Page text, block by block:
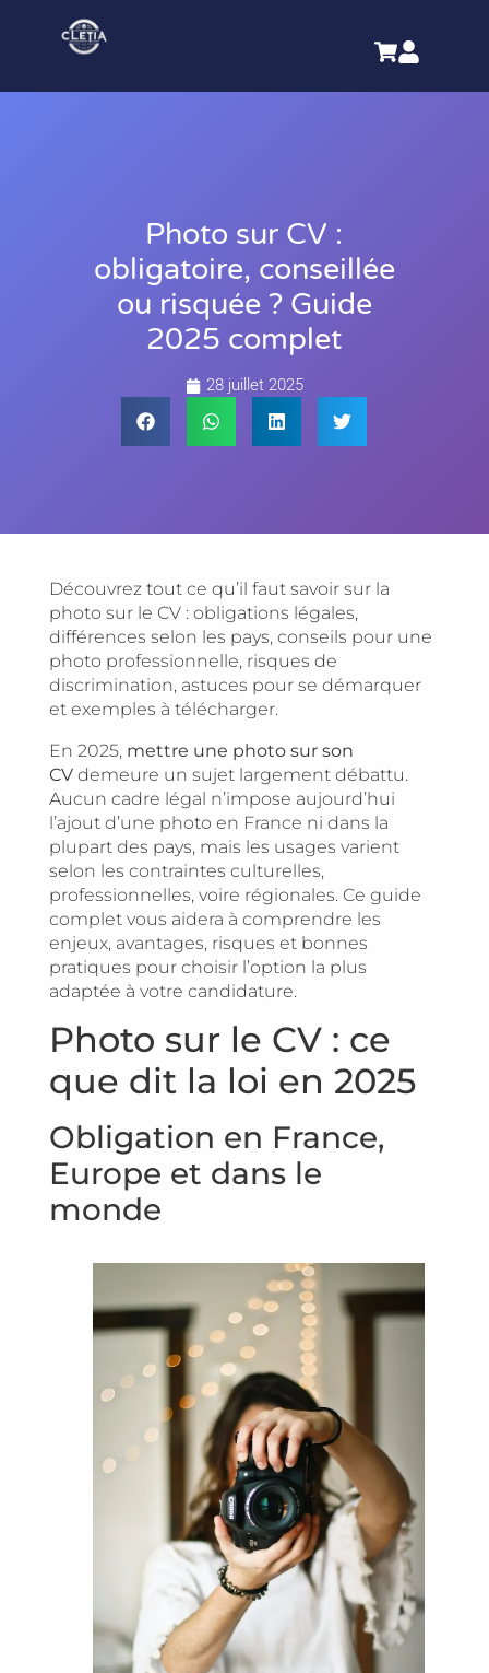
Photo sur CV :
obligatoire, conseillée
ou risquée ? Guide
2025 complet
28 juillet 2025
Découvrez tout ce qu’il faut savoir sur la
photo sur le CV : obligations légales,
différences selon les pays, conseils pour une
photo professionnelle, risques de
discrimination, astuces pour se démarquer
et exemples à télécharger.
En 2025, mettre une photo sur son
CV demeure un sujet largement débattu.
Aucun cadre légal n’impose aujourd’hui
l’ajout d’une photo en France ni dans la
plupart des pays, mais les usages varient
selon les contraintes culturelles,
professionnelles, voire régionales. Ce guide
complet vous aidera à comprendre les
enjeux, avantages, risques et bonnes
pratiques pour choisir l’option la plus
adaptée à votre candidature.
Photo sur le CV : ce
que dit la loi en 2025
Obligation en France,
Europe et dans le
monde